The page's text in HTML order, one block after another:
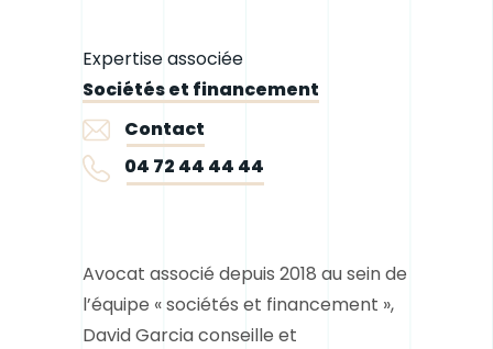
Expertise associée
Sociétés et financement
Contact
04 72 44 44 44
Avocat associé depuis 2018 au sein de
l’équipe « sociétés et financement »,
David Garcia conseille et